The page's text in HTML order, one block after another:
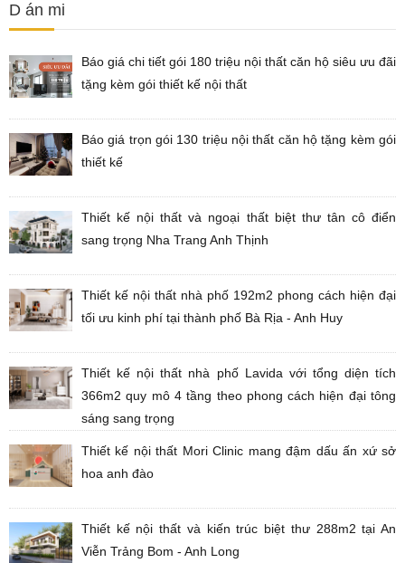
D án mi
Báo giá chi tiết gói 180 triệu nội thất căn hộ siêu ưu đãi
tặng kèm gói thiết kế nội thất
Báo giá trọn gói 130 triệu nội thất căn hộ tặng kèm gói
thiết kế
Thiết kế nội thất và ngoại thất biệt thư tân cô điển
sang trọng Nha Trang Anh Thịnh
Thiết kế nội thất nhà phố 192m2 phong cách hiện đại
tối ưu kinh phí tại thành phố Bà Rịa - Anh Huy
Thiết kế nội thất nhà phố Lavida với tổng diện tích
366m2 quy mô 4 tầng theo phong cách hiện đại tông
sáng sang trọng
Thiết kế nội thất Mori Clinic mang đậm dấu ấn xứ sở
hoa anh đào
Thiết kế nội thất và kiến trúc biệt thư 288m2 tại An
Viễn Trảng Bom - Anh Long